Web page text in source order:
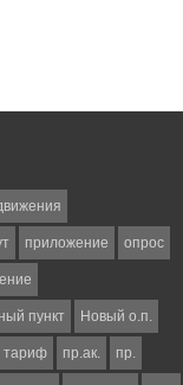
приложение опрос
пункт Новый о.п.
тариф пр.ак. пр.